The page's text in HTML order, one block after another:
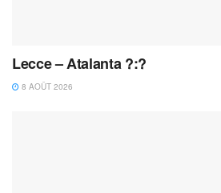
Lecce – Atalanta ?:?
8 AOÛT 2026